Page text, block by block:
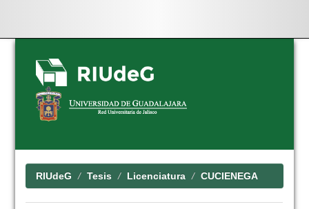
Skip
navigation
RIUdeG Tesis Licenciatura CUCIENEGA